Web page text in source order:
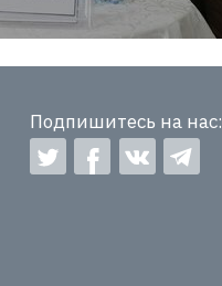
Подпишитесь на нас: